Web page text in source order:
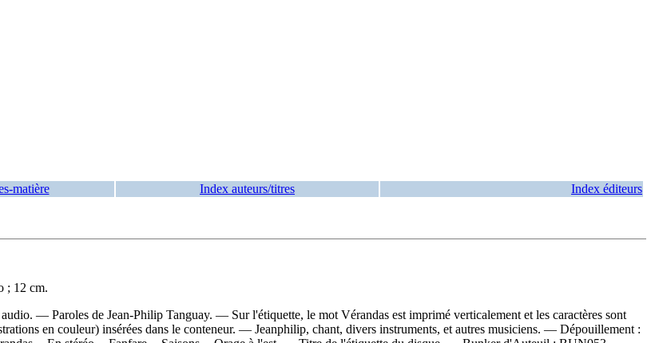
matière Index auteurs/titres Index éditeurs
; 12 cm.
— Paroles de Jean-Philip Tanguay. — Sur l'étiquette, le mot Vérandas est imprimé verticalement et les caractères sont
en couleur) insérées dans le conteneur. — Jeanphilip, chant, divers instruments, et autres musiciens. — Dépouillement :